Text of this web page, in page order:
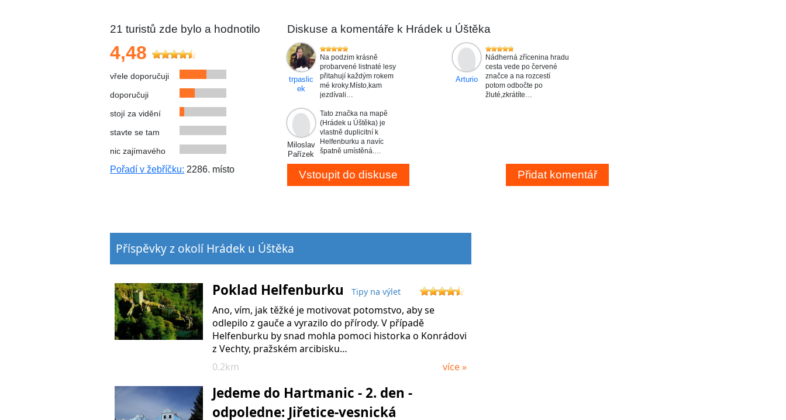
21 turistů zde bylo a hodnotilo
4,48
vřele doporučuji
doporučuji
stojí za vidění
stavte se tam
nic zajímavého
Pořadí v žebříčku: 2286. místo
Diskuse a komentáře k Hrádek u Úštěka
trpaslic
ek
Na podzim krásně
probarvené listnaté lesy
přitahují každým rokem
mé kroky.Místo,kam
jezdívali…
Arturio
Nádherná zřícenina hradu
cesta vede po červené
značce a na rozcestí
potom odbočte po
žluté,zkrátíte…
Miloslav
Pařízek
Tato značka na mapě
(Hrádek u Úštěka) je
vlastně duplicitní k
Helfenburku a navíc
špatně umístěná.…
Příspěvky z okolí Hrádek u Úštěka
Poklad Helfenburku Tipy na výlet
Ano, vím, jak těžké je motivovat potomstvo, aby se
odlepilo z gauče a vyrazilo do přírody. V případě
Helfenburku by snad mohla pomoci historka o Konrádovi
z Vechty, pražském arcibisku…
0.2km
více »
Jedeme do Hartmanic - 2. den -
odpoledne: Jiřetice-vesnická